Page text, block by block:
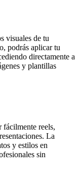
visuales de tu
podrás aplicar tu
directamente a
y plantillas
fácilmente reels,
La
y estilos en
sin